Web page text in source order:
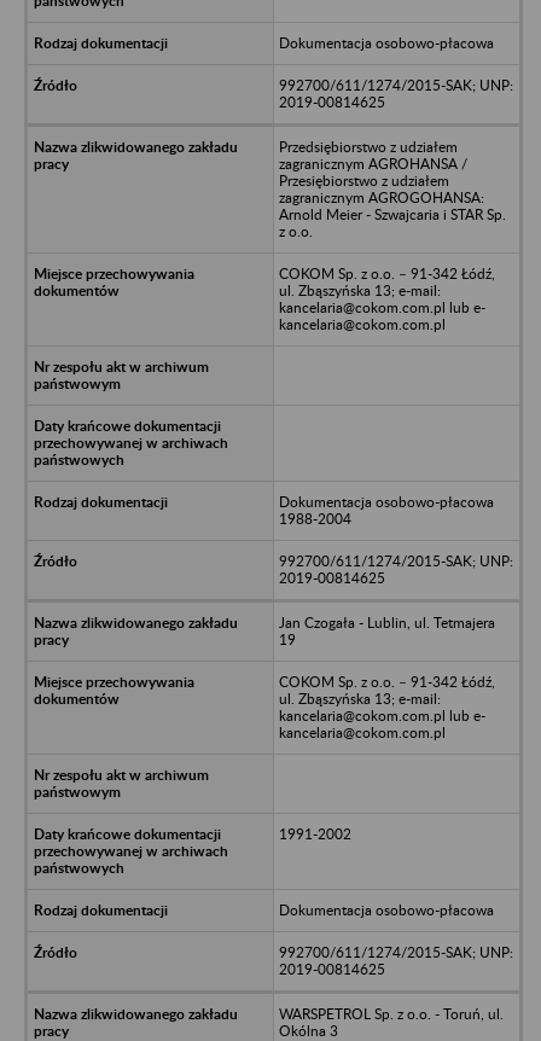
Dokumentacja osobowo-płacowa
992700/611/1274/2015-SAK; UNP:
2019-00814625
Przedsiębiorstwo z udziałem
zagranicznym AGROHANSA /
Przesiębiorstwo z udziałem
zagranicznym AGROGOHANSA:
Arnold Meier - Szwajcaria i STAR Sp.
z o.o.
COKOM Sp. z o.o. – 91-342 Łódź,
ul. Zbąszyńska 13; e-mail:
kancelaria@cokom.com.pl lub e-
kancelaria@cokom.com.pl
Dokumentacja osobowo-płacowa
1988-2004
992700/611/1274/2015-SAK; UNP:
2019-00814625
Jan Czogała - Lublin, ul. Tetmajera
19
COKOM Sp. z o.o. – 91-342 Łódź,
ul. Zbąszyńska 13; e-mail:
kancelaria@cokom.com.pl lub e-
kancelaria@cokom.com.pl
1991-2002
Dokumentacja osobowo-płacowa
992700/611/1274/2015-SAK; UNP:
2019-00814625
WARSPETROL Sp. z o.o. - Toruń, ul.
Okólna 3